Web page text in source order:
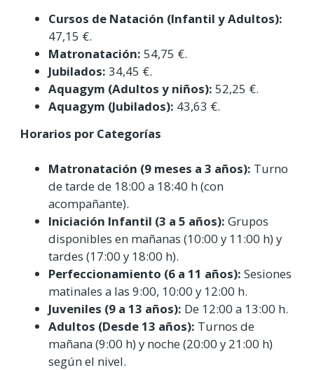
Cursos de Natación (Infantil y Adultos):
47,15 €.
Matronatación: 54,75 €.
Jubilados: 34,45 €.
Aquagym (Adultos y niños): 52,25 €.
Aquagym (Jubilados): 43,63 €.
Horarios por Categorías
Matronatación (9 meses a 3 años): Turno
de tarde de 18:00 a 18:40 h (con
acompañante).
Iniciación Infantil (3 a 5 años): Grupos
disponibles en mañanas (10:00 y 11:00 h) y
tardes (17:00 y 18:00 h).
Perfeccionamiento (6 a 11 años): Sesiones
matinales a las 9:00, 10:00 y 12:00 h.
Juveniles (9 a 13 años): De 12:00 a 13:00 h.
Adultos (Desde 13 años): Turnos de
mañana (9:00 h) y noche (20:00 y 21:00 h)
según el nivel.